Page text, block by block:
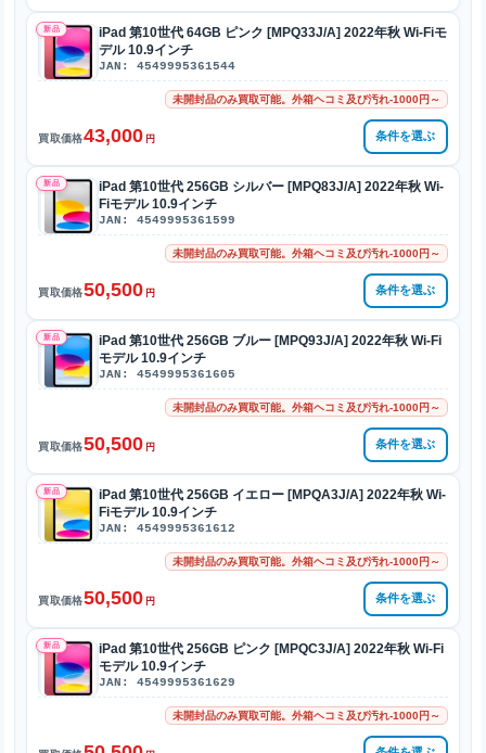
新品
iPad 第10世代 64GB ピンク [MPQ33J/A] 2022年秋 Wi-Fiモ
デル 10.9インチ
JAN: 4549995361544
未開封品のみ買取可能。外箱ヘコミ及び汚れ-1000円～
買取価格43,000 円 条件を選ぶ
新品
iPad 第10世代 256GB シルバー [MPQ83J/A] 2022年秋 Wi-
Fiモデル 10.9インチ
JAN: 4549995361599
未開封品のみ買取可能。外箱ヘコミ及び汚れ-1000円～
買取価格50,500 円 条件を選ぶ
新品
iPad 第10世代 256GB ブルー [MPQ93J/A] 2022年秋 Wi-Fi
モデル 10.9インチ
JAN: 4549995361605
未開封品のみ買取可能。外箱ヘコミ及び汚れ-1000円～
買取価格50,500 円 条件を選ぶ
新品
iPad 第10世代 256GB イエロー [MPQA3J/A] 2022年秋 Wi-
Fiモデル 10.9インチ
JAN: 4549995361612
未開封品のみ買取可能。外箱ヘコミ及び汚れ-1000円～
買取価格50,500 円 条件を選ぶ
新品
iPad 第10世代 256GB ピンク [MPQC3J/A] 2022年秋 Wi-Fi
モデル 10.9インチ
JAN: 4549995361629
未開封品のみ買取可能。外箱ヘコミ及び汚れ-1000円～